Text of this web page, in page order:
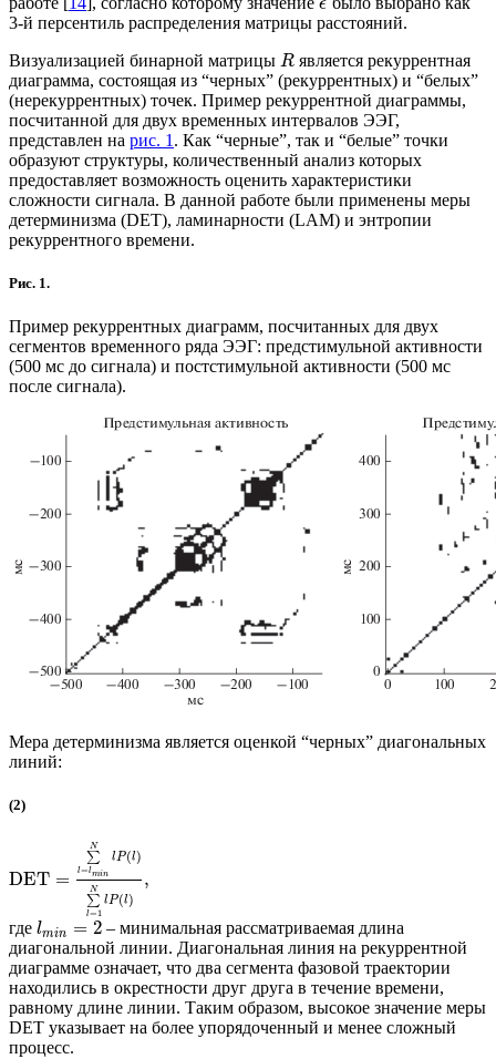
ϵ
3-й персентиль распределения матрицы расстояний.
Визуализацией бинарной матрицы R является рекуррентная
диаграмма, состоящая из “черных” (рекуррентных) и “белых”
(нерекуррентных) точек. Пример рекуррентной диаграммы,
посчитанной для двух временных интервалов ЭЭГ,
представлен на рис. 1 . Как “черные”, так и “белые” точки
образуют структуры, количественный анализ которых
предоставляет возможность оценить характеристики
сложности сигнала. В данной работе были применены меры
детерминизма (DET), ламинарности (LAM) и энтропии
рекуррентного времени.
Рис. 1.
Пример рекуррентных диаграмм, посчитанных для двух
сегментов временного ряда ЭЭГ: предстимульной активности
(500 мс до сигнала) и постстимульной активности (500 мс
после сигнала).
Мера детерминизма является оценкой “черных” диагональных
линий:
(2)
DET =
∑
l=lmin
N
lP(l)
∑
l=1
N
lP(l)
,
где lmin = 2 – минимальная рассматриваемая длина
диагональной линии. Диагональная линия на рекуррентной
диаграмме означает, что два сегмента фазовой траектории
находились в окрестности друг друга в течение времени,
равному длине линии. Таким образом, высокое значение меры
DET указывает на более упорядоченный и менее сложный
процесс.